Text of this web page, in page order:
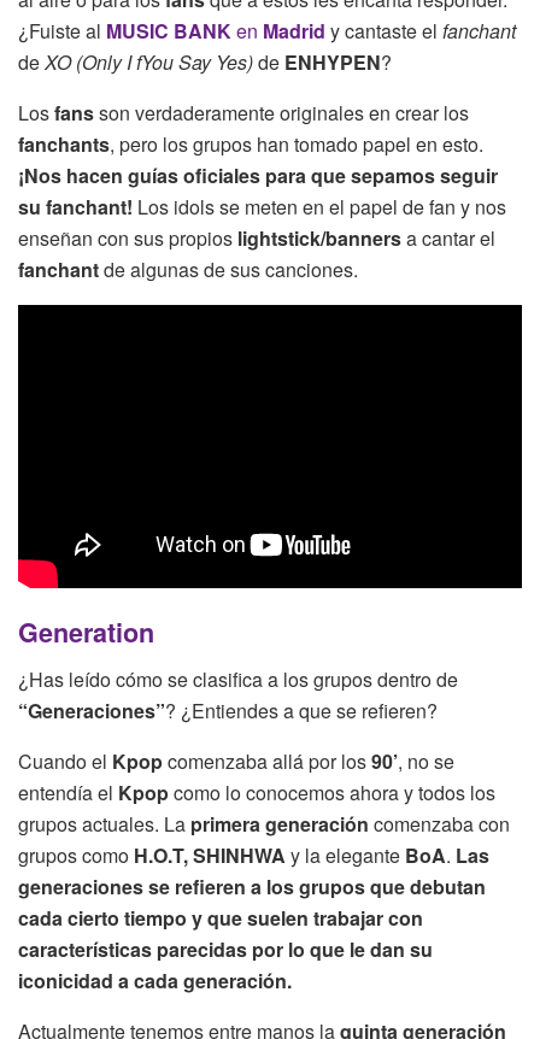
¿Fuiste al MUSIC BANKen Madrid y cantaste el fanchant
deXO (Only I fYou Say Yes)de ENHYPEN?
Losfansson verdaderamente originales en crear los
fanchants, pero los grupos han tomado papel en esto.
¡Nos hacen guías oficiales para que sepamos seguir
su fanchant! Los idols se meten en el papel de fan y nos
enseñan con sus propios lightstick/bannersa cantar el
fanchantde algunas de sus canciones.
Generation
¿Has leído cómo se clasifica a los grupos dentro de
“Generaciones”? ¿Entiendes a que se refieren?
Cuando el Kpopcomenzaba allá por los90’, no se
entendía el Kpopcomo lo conocemos ahora y todos los
grupos actuales. La primera generación comenzaba con
grupos como H.O.T,SHINHWA y la elegante BoA. Las
generaciones se refieren a los grupos que debutan
cada cierto tiempo y que suelen trabajar con
características parecidas por lo que le dan su
iconicidad a cada generación.
Actualmente tenemos entre manos laquinta generación